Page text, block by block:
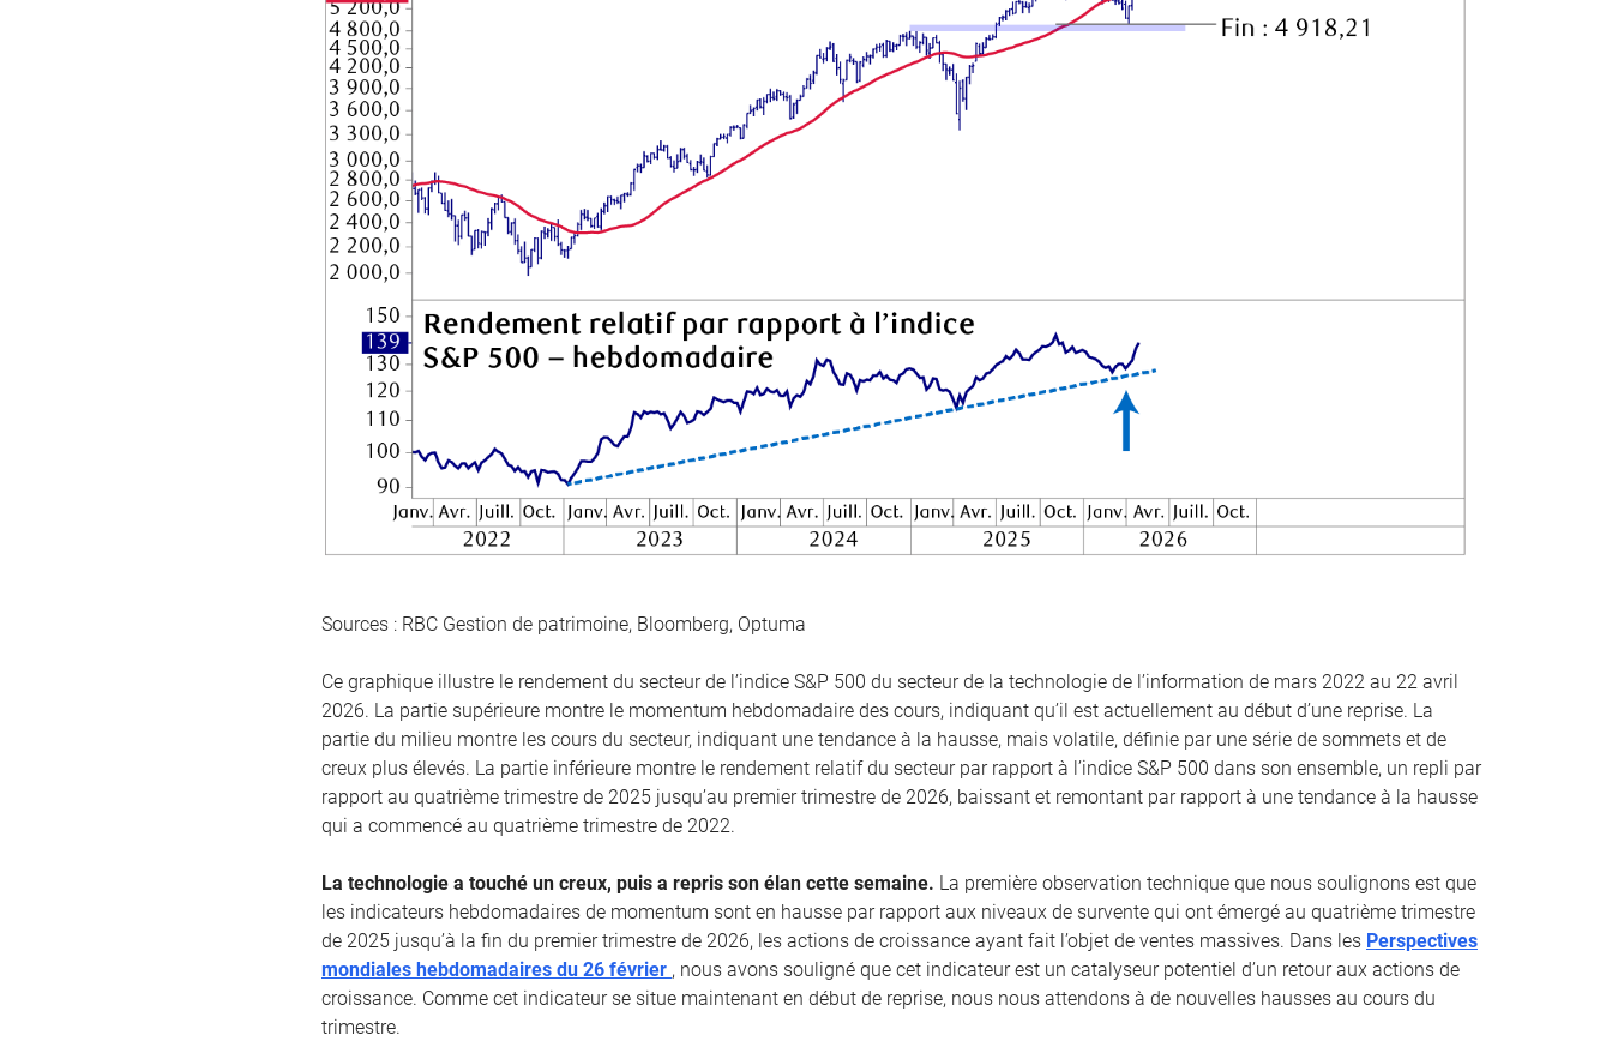
Sources : RBC Gestion de patrimoine, Bloomberg, Optuma
Ce graphique illustre le rendement du secteur de l’indice S&P 500 du secteur de la technologie de l’information de mars 2022 au 22 avril
2026. La partie supérieure montre le momentum hebdomadaire des cours, indiquant qu’il est actuellement au début d’une reprise. La
partie du milieu montre les cours du secteur, indiquant une tendance à la hausse, mais volatile, définie par une série de sommets et de
creux plus élevés. La partie inférieure montre le rendement relatif du secteur par rapport à l’indice S&P 500 dans son ensemble, un repli par
rapport au quatrième trimestre de 2025 jusqu’au premier trimestre de 2026, baissant et remontant par rapport à une tendance à la hausse
qui a commencé au quatrième trimestre de 2022.
La technologie a touché un creux, puis a repris son élan cette semaine. La première observation technique que nous soulignons est que
les indicateurs hebdomadaires de momentum sont en hausse par rapport aux niveaux de survente qui ont émergé au quatrième trimestre
de 2025 jusqu’à la fin du premier trimestre de 2026, les actions de croissance ayant fait l’objet de ventes massives. Dans les Perspectives
mondiales hebdomadaires du 26 février , nous avons souligné que cet indicateur est un catalyseur potentiel d’un retour aux actions de
croissance. Comme cet indicateur se situe maintenant en début de reprise, nous nous attendons à de nouvelles hausses au cours du
trimestre.